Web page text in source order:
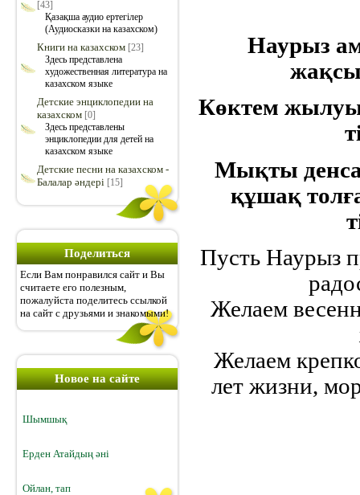
[43]
Қазақша аудио ертегілер
(Аудиосказки на казахском)
Книги на казахском [23]
Здесь представлена
художественная литература на
казахском языке
Детские энциклопедии на
казахском [0]
Здесь представлены
энциклопедии для детей на
казахском языке
Детские песни на казахском -
Балалар әндері [15]
Поделиться
Если Вам понравился сайт и Вы
считаете его полезным,
пожалуйста поделитесь ссылкой
на сайт с друзьями и знакомыми!
Новое на сайте
Шымшық
Ерден Атайдың әні
Ойлан, тап
Наурыз
Көктем
Мықты
құшақ
Пусть Наурыз
Желаем
Желаем
лет жизни,